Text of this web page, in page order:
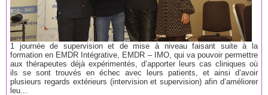
1 journée de supervision et de mise à niveau faisant suite à la
formation en EMDR Intégrative, EMDR – IMO, qui va pouvoir permettre
aux thérapeutes déjà expérimentés, d’apporter leurs cas cliniques où
ils se sont trouvés en échec avec leurs patients, et ainsi d’avoir
plusieurs regards extérieurs (intervision et supervision) afin d’améliorer
leu...